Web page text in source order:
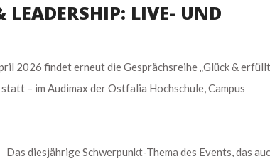
LEADERSHIP: LIVE- UND
2026 findet erneut die Gesprächsreihe „Glück &
– im Audimax der Ostfalia Hochschule, Campus
Das diesjährige Schwerpunkt-Thema des Events, das